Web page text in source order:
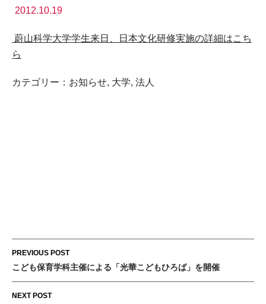
2012.10.19
蔚山科学大学学生来日、日本文化研修実施の詳細はこち
ら
カテゴリー： お知らせ, 大学, 法人
Post
navigation
PREVIOUS POST
こども保育学科主催による「光華こどもひろば」を開催
NEXT POST